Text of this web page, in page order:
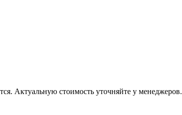
Актуальную стоимость уточняйте у менеджеров.